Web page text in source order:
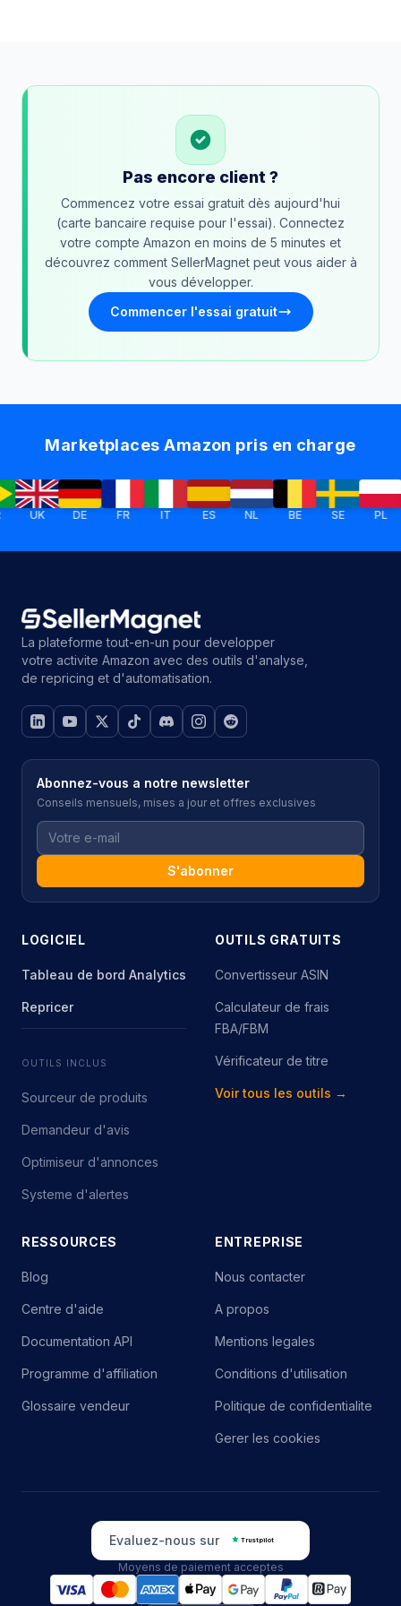
Pas encore client ?
Commencez votre essai gratuit dès aujourd'hui
(carte bancaire requise pour l'essai). Connectez
votre compte Amazon en moins de 5 minutes et
découvrez comment SellerMagnet peut vous aider à
vous développer.
Commencer l'essai gratuit
Marketplaces Amazon pris en charge
La plateforme tout-en-un pour developper
votre activite Amazon avec des outils d'analyse,
de repricing et d'automatisation.
Abonnez-vous a notre newsletter
Conseils mensuels, mises a jour et offres exclusives
S'abonner
LOGICIEL
Tableau de bord Analytics
Repricer
OUTILS INCLUS
Sourceur de produits
Demandeur d'avis
Optimiseur d'annonces
Systeme d'alertes
OUTILS GRATUITS
Convertisseur ASIN
Calculateur de frais
FBA/FBM
Vérificateur de titre
Voir tous les outils →
RESSOURCES
Blog
Centre d'aide
Documentation API
Programme d'affiliation
Glossaire vendeur
ENTREPRISE
Nous contacter
A propos
Mentions legales
Conditions d'utilisation
Politique de confidentialite
Gerer les cookies
Evaluez-nous sur Trustpilot
Moyens de paiement acceptes